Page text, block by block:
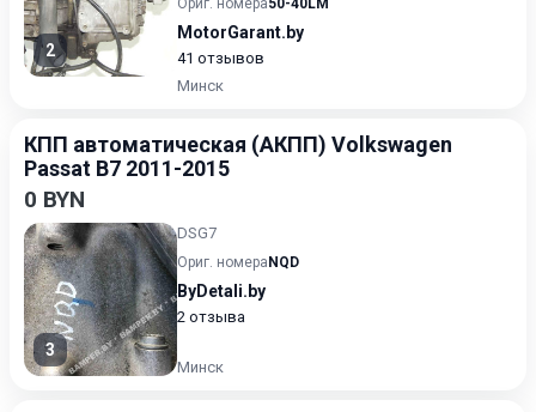
2
Ориг. номера50-40LM
MotorGarant.by
41 отзывов
Минск
КПП автоматическая (АКПП) Volkswagen
Passat B7 2011-2015
0 BYN
3
DSG7
Ориг. номера NQD
ByDetali.by
2 отзыва
Минск